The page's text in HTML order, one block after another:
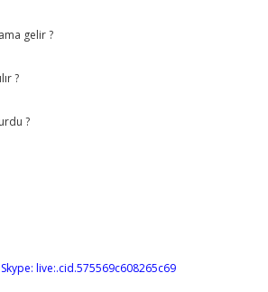
gelir ?
?
?
Skype: live:.cid.575569c608265c69